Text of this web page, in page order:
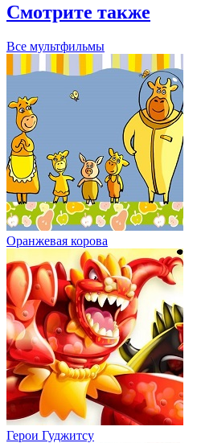
Смотрите также
Все мультфильмы
Оранжевая корова
Герои Гуджитсу